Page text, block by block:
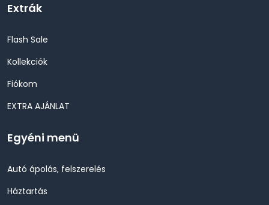
Extrák
Flash Sale
Kollekciók
Fiókom
EXTRA AJÁNLAT
Egyéni menü
Autó ápolás, felszerelés
Háztartás